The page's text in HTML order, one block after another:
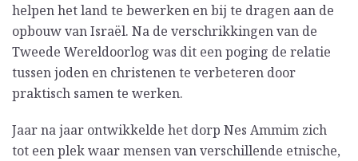
helpen het land te bewerken en bij te dragen aan de
opbouw van Israël. Na de verschrikkingen van de
Tweede Wereldoorlog was dit een poging de relatie
tussen joden en christenen te verbeteren door
praktisch samen te werken.
Jaar na jaar ontwikkelde het dorp Nes Ammim zich
tot een plek waar mensen van verschillende etnische,